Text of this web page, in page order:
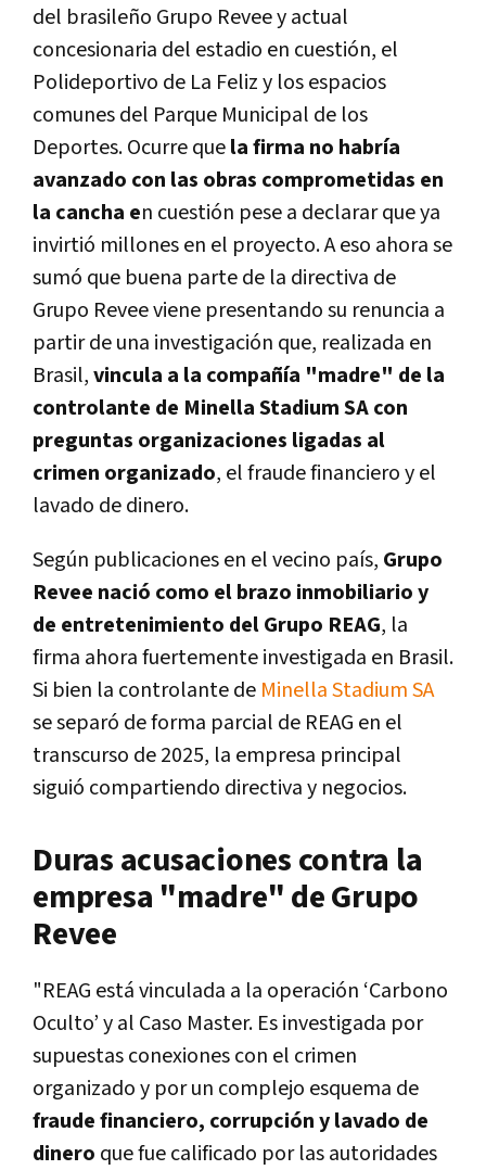
del brasileño Grupo Revee y actual
concesionaria del estadio en cuestión, el
Polideportivo de La Feliz y los espacios
comunes del Parque Municipal de los
Deportes. Ocurre quela firma no habría
avanzado con las obras comprometidas en
la cancha en cuestión pese a declarar que ya
invirtió millones en el proyecto. A eso ahora se
sumó que buena parte de la directiva de
Grupo Revee viene presentando su renuncia a
partir de una investigación que, realizada en
Brasil,vincula a la compañía "madre" de la
controlante de Minella Stadium SA con
preguntas organizaciones ligadas al
crimen organizado, el fraude financiero y el
lavado de dinero.
Según publicaciones en el vecino país, Grupo
Revee nació como el brazo inmobiliario y
de entretenimiento del Grupo REAG, la
firma ahora fuertemente investigada en Brasil.
Si bien la controlante de Minella Stadium SA
se separó de forma parcial de REAG en el
transcurso de 2025, la empresa principal
siguió compartiendo directiva y negocios.
Duras acusaciones contra la
empresa "madre" de Grupo
Revee
"REAG está vinculada a la operación ‘Carbono
Oculto’ y al Caso Master. Es investigada por
supuestas conexiones con el crimen
organizado y por un complejo esquema de
fraude financiero, corrupción y lavado de
dinero que fue calificado por las autoridades